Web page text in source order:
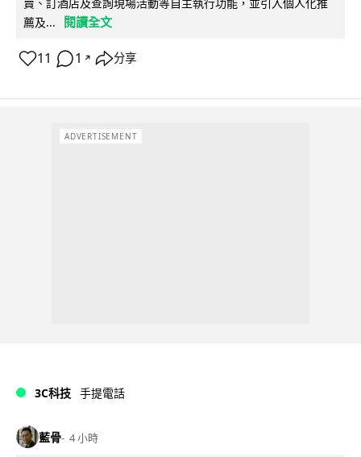
薦及...
閱讀全文
11 1 ↗ 分享
ADVERTISEMENT
3C科技 手提電話
藍骨 4 小時